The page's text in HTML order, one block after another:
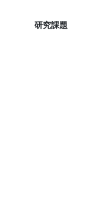
研究課題